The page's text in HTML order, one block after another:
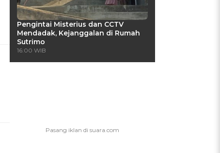
Pengintai Misterius dan CCTV
Mendadak, Kejanggalan di Rumah
Sutrimo
16:00 WIB